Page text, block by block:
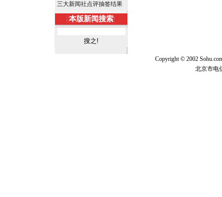
三大新闻社点评抽签结果
本版新闻搜索
Copyright © 2002
北京市电